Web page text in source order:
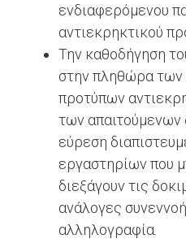
ενδιαφερόμενου
αντιεκρηκτικού
Την καθοδήγηση
στην πληθώρα των
προτύπων
των απαιτούμενων
εύρεση
εργαστηρίων που
διεξάγουν τις
ανάλογες
αλληλογραφία.